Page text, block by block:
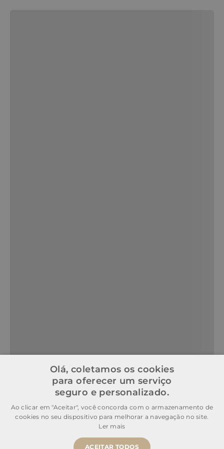
Olá, coletamos os cookies
para oferecer um serviço
seguro e personalizado.
Ao clicar em "Aceitar", você concorda com o armazenamento de
cookies no seu dispositivo para melhorar a navegação no site.
Ler mais
ACEITAR TODOS